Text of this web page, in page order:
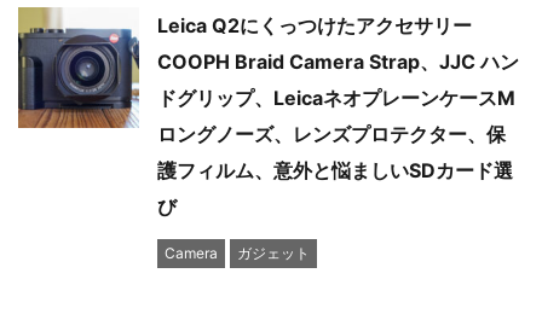
Leica Q2にくっつけたアクセサリー
COOPH Braid Camera Strap、JJC ハン
ドグリップ、LeicaネオプレーンケースM
ロングノーズ、レンズプロテクター、保
護フィルム、意外と悩ましいSDカード選
び
Camera ガジェット